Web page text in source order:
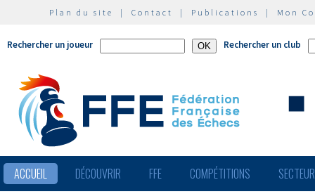
Plan du site | Contact | Publications | Mon
Rechercher un joueur Rechercher un club
ACCUEIL DÉCOUVRIR FFE COMPÉTITIONS